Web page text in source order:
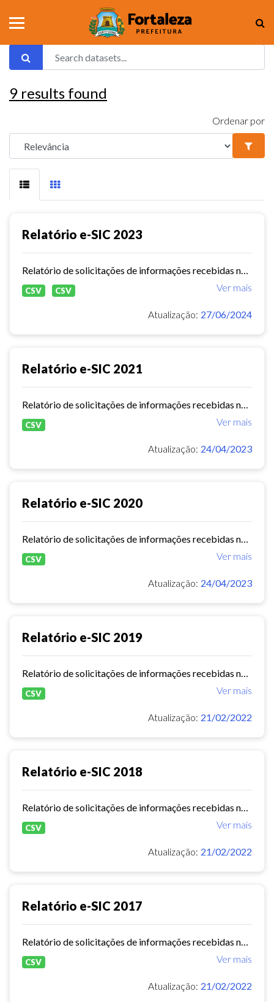
9 results found
Ordenar por
Relatório e-SIC 2023
Ver mais
CSV CSV
Atualização: 27/06/2024
Relatório e-SIC 2021
Ver mais
CSV
Atualização: 24/04/2023
Relatório e-SIC 2020
Ver mais
CSV
Atualização: 24/04/2023
Relatório e-SIC 2019
Ver mais
CSV
Atualização: 21/02/2022
Relatório e-SIC 2018
Ver mais
CSV
Atualização: 21/02/2022
Relatório e-SIC 2017
Ver mais
CSV
Atualização: 21/02/2022